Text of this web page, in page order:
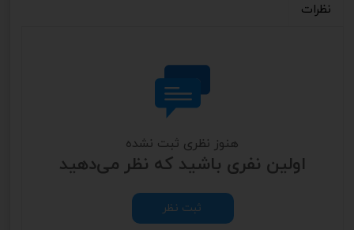
نظرات
هنوز نظری ثبت نشده
اولین نفری باشید که نظر می‌دهید
ثبت نظر